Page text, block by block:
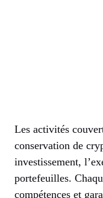
Les activités
conservation de
investissement,
portefeuilles.
compétences et